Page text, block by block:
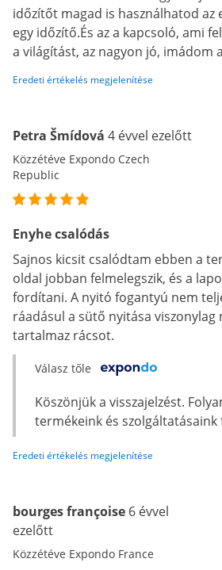
időzítőt magad is használhatod az
egy időzítő.És az a kapcsoló, ami
a világítást, az nagyon jó, imádom
Eredeti értékelés megjelenítése
Petra Šmídová 4 évvel ezelőtt
Közzétéve Expondo Czech
Republic
Enyhe csalódás
Sajnos kicsit csalódtam ebben a
oldal jobban felmelegszik, és a
fordítani. A nyitó fogantyú nem
ráadásul a sütő nyitása viszonylag
tartalmaz rácsot.
Válasz tőle
Köszönjük a visszajelzést.
termékeink és szolgáltatásaink
Eredeti értékelés megjelenítése
bourges françoise 6 évvel
ezelőtt
Közzétéve Expondo France